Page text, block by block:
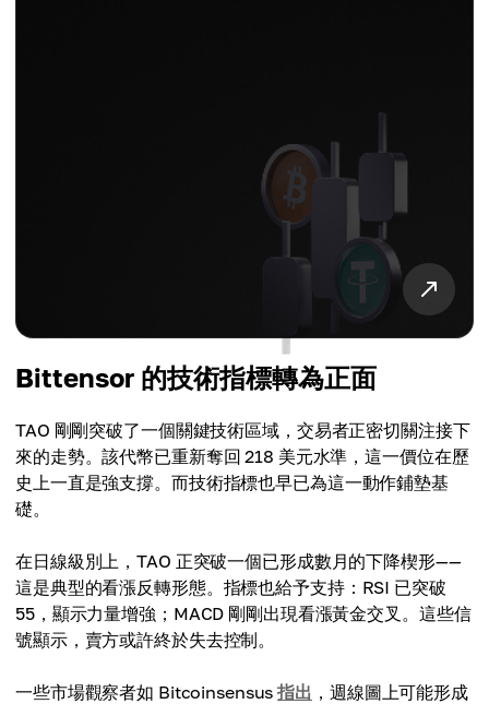
Bittensor 的技術指標轉為正面
TAO 剛剛突破了一個關鍵技術區域，交易者正密切關注接下
來的走勢。該代幣已重新奪回 218 美元水準，這一價位在歷
史上一直是強支撐。而技術指標也早已為這一動作鋪墊基
礎。
在日線級別上，TAO 正突破一個已形成數月的下降楔形——
這是典型的看漲反轉形態。指標也給予支持：RSI 已突破
55，顯示力量增強；MACD 剛剛出現看漲黃金交叉。這些信
號顯示，賣方或許終於失去控制。
一些市場觀察者如 Bitcoinsensus指出 ，週線圖上可能形成